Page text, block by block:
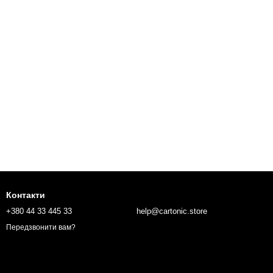
Контактиㅤ
+380 44 33 445 33
Передзвонити вам?
help@cartonic.store